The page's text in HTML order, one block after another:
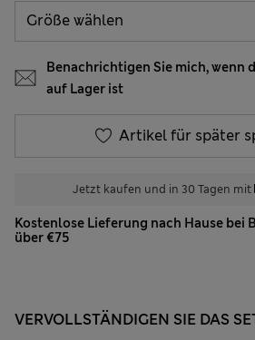
Benachrichtigen Sie mich, wenn
auf Lager ist
Artikel für später
Jetzt kaufen und in 30 Tagen mit
Kostenlose Lieferung nach Hause bei
über €75
VERVOLLSTÄNDIGEN SIE DAS